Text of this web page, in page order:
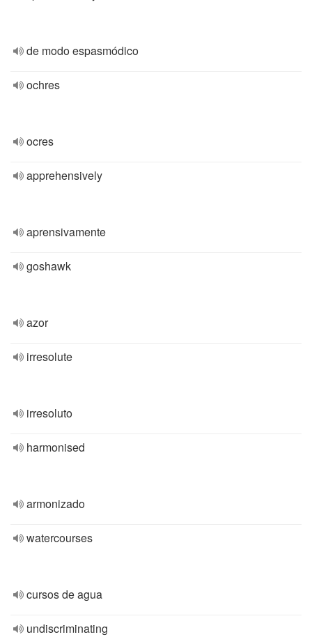
de modo espasmódico
ochres
ocres
apprehensively
aprensivamente
goshawk
azor
irresolute
irresoluto
harmonised
armonizado
watercourses
cursos de agua
undiscriminating